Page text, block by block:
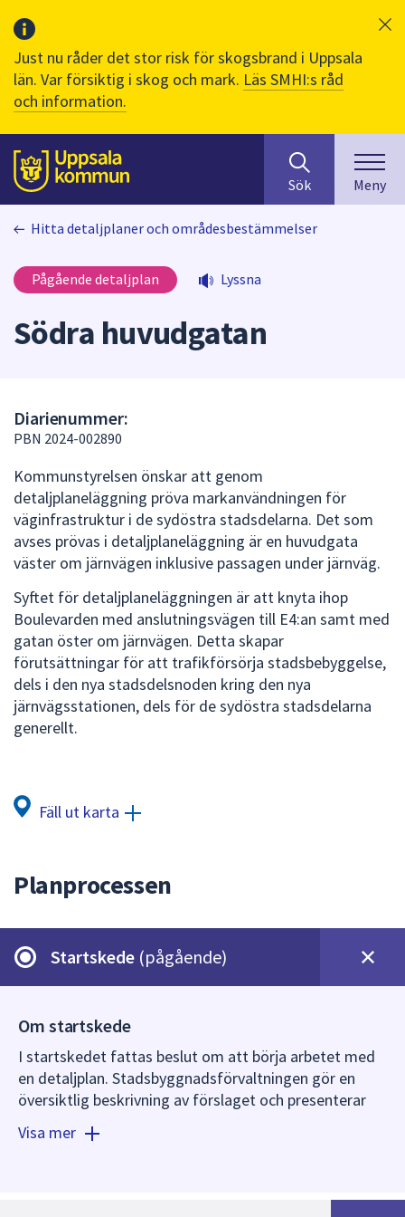
Just nu råder det stor risk för skogsbrand i Uppsala
län. Var försiktig i skog och mark. Läs SMHI:s råd
och information.
Till sidans
huvudinnehåll
efter
innehåll
på
webbplatsen.
i
fältet.
Använd
piltangenterna
för
att
navigera
mellan
sökförslagen
och
enter
för
Sök Meny
Hitta detaljplaner och områdesbestämmelser
Pågående detaljplan Lyssna
Södra huvudgatan
Diarienummer:
PBN 2024-002890
Kommunstyrelsen önskar att genom
detaljplaneläggning pröva markanvändningen för
väginfrastruktur i de sydöstra stadsdelarna. Det som
avses prövas i detaljplaneläggning är en huvudgata
väster om järnvägen inklusive passagen under järnväg.
Syftet för detaljplaneläggningen är att knyta ihop
Boulevarden med anslutningsvägen till E4:an samt med
gatan öster om järnvägen. Detta skapar
förutsättningar för att trafikförsörja stadsbebyggelse,
dels i den nya stadsdelsnoden kring den nya
järnvägsstationen, dels för de sydöstra stadsdelarna
generellt.
Fäll ut karta
Planprocessen
Startskede (pågående)
Om startskede
I startskedet fattas beslut om att börja arbetet med
en detaljplan. Stadsbyggnadsförvaltningen gör en
översiktlig beskrivning av förslaget och presenterar
det för plan- och byggnadsnämnden (PBN). Plan- och
byggnadsnämnden fattar beslut om att påbörja
I samband med ett positivt planbesked fattar plan-
Visa mer